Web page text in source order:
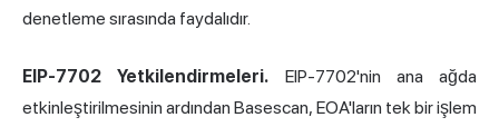
denetleme sırasında faydalıdır.
EIP-7702 Yetkilendirmeleri. EIP-7702'nin ana ağda
etkinleştirilmesinin ardından Basescan, EOA'ların tek bir işlem